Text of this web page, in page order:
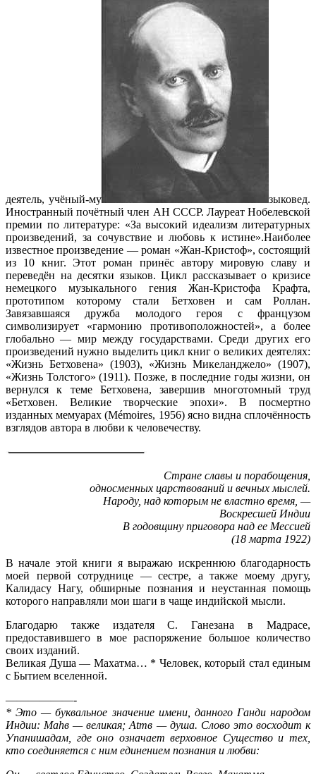
деятель, учёный-му
зыковед.
Иностранный почётный член АН СССР. Лауреат Нобелевской
премии по литературе: «За высокий идеализм литературных
произведений, за сочувствие и любовь к истине».Наиболее
известное произведение — роман «Жан-Кристоф», состоящий
из 10 книг. Этот роман принёс автору мировую славу и
переведён на десятки языков. Цикл рассказывает о кризисе
немецкого музыкального гения Жан-Кристофа Крафта,
прототипом которому стали Бетховен и сам Роллан.
Завязавшаяся дружба молодого героя с французом
символизирует «гармонию противоположностей», а более
глобально — мир между государствами. Среди других его
произведений нужно выделить цикл книг о великих деятелях:
«Жизнь Бетховена» (1903), «Жизнь Микеланджело» (1907),
«Жизнь Толстого» (1911). Позже, в последние годы жизни, он
вернулся к теме Бетховена, завершив многотомный труд
«Бетховен. Великие творческие эпохи». В посмертно
изданных мемуарах (Mémoires, 1956) ясно видна сплочённость
взглядов автора в любви к человечеству.
Стране славы и порабощения,
односменных цар­ствований и вечных мыслей.
Народу, над которым не властно время, —
Воскресшей Индии
В годовщину приговора над ее Мессией
(18 марта 1922)
В начале этой книги я выражаю искреннюю благодарность
моей первой сотруднице — сестре, а также моему другу,
Калидасу Нагу, обширные познания и неустанная помощь
которого направляли мои шаги в чаще индийской мысли.
Благодарю также издателя С. Ганезана в Мадрасе,
предоставившего в мое распоряжение большое количество
своих изданий.
Великая Душа — Махатма… * Человек, который стал еди­ным
с Бытием вселенной.
——————-
* Это — буквальное значение имени, данного Ганди народом
Индии: Mahв — великая; Atmв — душа. Слово это восходит к
Упанишадам, где оно означает верховное Существо и тех,
кто соединяется с ним единением познания и любви: